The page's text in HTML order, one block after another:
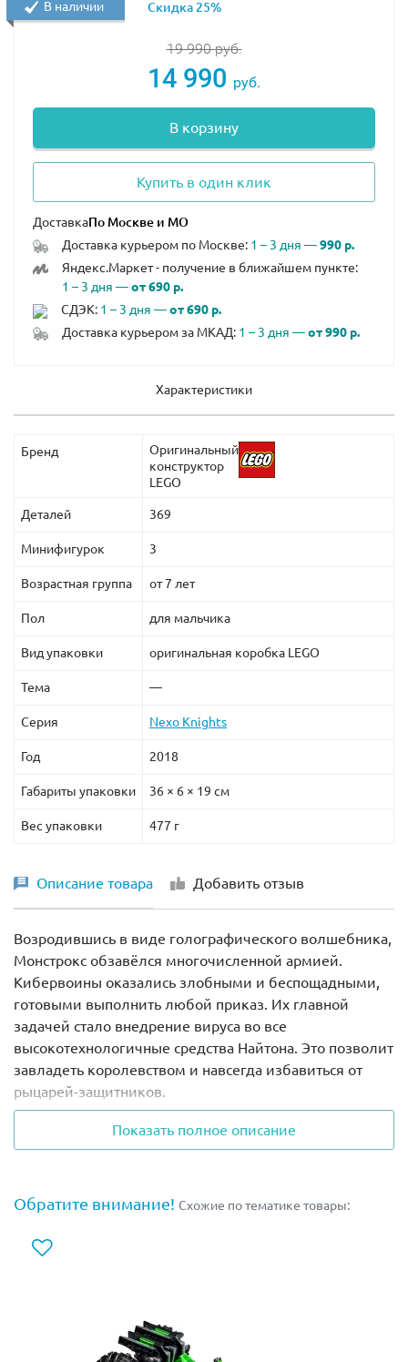
19 990руб.
14 990 руб.
В корзину
Купить в один клик
Доставка
Доставка курьером по Москве: 1 – 3 дня —990 р.
Яндекс.Маркет - получение в ближайшем пункте:
1 – 3 дня —от 690 р.
СДЭК: 1 – 3 дня —от 690 р.
Доставка курьером за МКАД: 1 – 3 дня —от 990 р.
В наличии Скидка 25%
Характеристики
Бренд
Оригинальный
конструктор
LEGO
Деталей 369
Минифигурок 3
Возрастная группа от 7 лет
Пол для мальчика
Вид упаковки оригинальная коробка LEGO
Тема —
Серия Nexo Knights
Год 2018
Габариты упаковки 36 × 6 × 19 см
Вес упаковки 477 г
Описание товара Добавить отзыв
Возродившись в виде голографического волшебника,
Монстрокс обзавёлся многочисленной армией.
Кибервоины оказались злобными и беспощадными,
готовыми выполнить любой приказ. Их главной
задачей стало внедрение вируса во все
высокотехнологичные средства Найтона. Это позволит
завладеть королевством и навсегда избавиться от
рыцарей-защитников.
Но сначала нужно найти и перезагрузить все 7 Нексо-
Сил, созданных Мерлоком 2.0. Чтобы определить их
летающего дрона, напоминающего выпученный глаз.
заветным целям. Но не стоит забывать, что рыцари
Из деталей набора Лего 72003 Вы сможете собрать
Показать полное описание
Обратите внимание! Схожие по тематике товары: